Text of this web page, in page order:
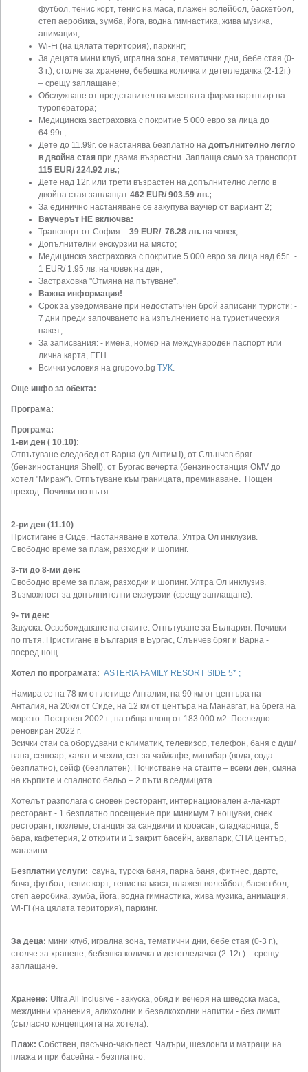
футбол, тенис корт, тенис на маса, плажен волейбол, баскетбол,
степ аеробика, зумба, йога, водна гимнастика, жива музика,
анимация;
Wi-Fi (на цялата територия), паркинг;
За децата мини клуб, игрална зона, тематични дни, бебе стая (0-
3 г.), столче за хранене, бебешка количка и детегледачка (2-12г.)
– срещу заплащане;
Обслужване от представител на местната фирма партньор на
туроператора;
Mедицинска застраховка с покритие 5 000 еврo за лица до
64.99г.;
Дете до 11.99г. се настанява безплатно на допълнително легло
в двойна стая при двама възрастни. Заплаща само за транспорт
115 EUR/ 224.92 лв.;
Дете над 12г. или трети възрастен на допълнително легло в
двойна стая заплащат 462 EUR/ 903.59 лв.;
За единично настаняване се закупува ваучер от вариант 2;
Ваучерът НЕ включва:
Транспорт от София – 39 EUR/ 76.28 лв. на човек;
Допълнителни екскурзии на място;
Mедицинска застраховка с покритие 5 000 еврo за лица над 65г.. -
1 EUR/ 1.95 лв. на човек на ден;
Застраховка "Отмяна на пътуване".
Важна информация!
Срок за уведомяване при недостатъчен брой записани туристи: -
7 дни преди започването на изпълнението на туристическия
пакет;
За записвания: - имена, номер на международен паспорт или
лична карта, ЕГН
Всички условия на grupovo.bg ТУК.
Още инфо за обекта:
Програма:
Програма:
1-ви ден ( 10.10):
Отпътуване следобед от Варна (ул.Антим I), от Слънчев бряг
(бензиностанция Shell), от Бургас вечерта (бензиностанция OMV до
хотел "Мираж"). Отпътуване към границата, преминаване. Нощен
преход. Почивки по пътя.
2-ри ден (11.10)
Пристигане в Сиде. Настаняване в хотела. Ултра Ол инклузив.
Свободно време за плаж, разходки и шопинг.
3-ти до 8-ми ден:
Свободно време за плаж, разходки и шопинг. Ултра Ол инклузив.
Възможност за допълнителни екскурзии (срещу заплащане).
9- ти ден:
Закуска. Освобождаване на стаите. Отпътуване за България. Почивки
по пътя. Пристигане в България в Бургас, Слънчев бряг и Варна -
посред нощ.
Хотел по програмата: ASTERIA FAMILY RESORT SIDE 5* ;
Намира се на 78 км от летище Анталия, на 90 км от центъра на
Анталия, на 20км от Сиде, на 12 км от центъра на Манавгат, на брега на
морето. Построен 2002 г., на обща площ от 183 000 м2. Последно
реновиран 2022 г.
Всички стаи са оборудвани с климатик, телевизор, телефон, баня с душ/
вана, сешоар, халат и чехли, сет за чай/кафе, минибар (вода, сода -
безплатно), сейф (безплатен). Почистване на стаите – всеки ден, смяна
на кърпите и спалното бельо – 2 пъти в седмицата.
Хотелът разполага с сновен ресторант, интернационален а-ла-карт
ресторант - 1 безплатно посещение при минимум 7 нощувки, снек
ресторант, гюзлеме, станция за сандвичи и кроасан, сладкарница, 5
бара, кафетерия, 2 открити и 1 закрит басейн, аквапарк, СПА център,
магазини.
Безплатни услуги: сауна, турска баня, парна баня, фитнес, дартс,
боча, футбол, тенис корт, тенис на маса, плажен волейбол, баскетбол,
степ аеробика, зумба, йога, водна гимнастика, жива музика, анимация,
Wi-Fi (на цялата територия), паркинг.
За деца: мини клуб, игрална зона, тематични дни, бебе стая (0-3 г.),
столче за хранене, бебешка количка и детегледачка (2-12г.) – срещу
заплащане.
Хранене: Ultra All Inclusive - закуска, обяд и вечеря на шведска маса,
междинни хранения, алкохолни и безалкохолни напитки - без лимит
(съгласно концепцията на хотела).
Плаж: Собствен, пясъчно-чакълест. Чадъри, шезлонги и матраци на
плажа и при басейна - безплатно.